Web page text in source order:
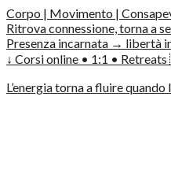
Corpo | Movimento |
Ritrova connessione, torna a
Presenza incarnata → libertà
↓ Corsi online • 1:1 •
L’energia torna a fluire